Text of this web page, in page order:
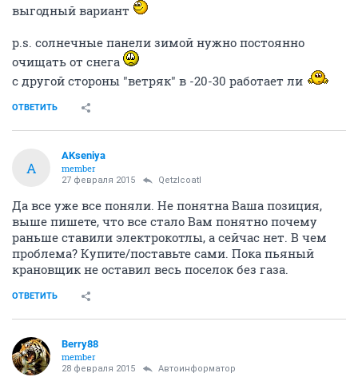
выгодный вариант
p.s. солнечные панели зимой нужно постоянно
очищать от снега
с другой стороны "ветряк" в -20-30 работает ли
ОТВЕТИТЬ
A
AKseniya
member
27 февраля 2015 Qetzlcoatl
Да все уже все поняли. Не понятна Ваша позиция,
выше пишете, что все стало Вам понятно почему
раньше ставили электрокотлы, а сейчас нет. В чем
проблема? Купите/поставьте сами. Пока пьяный
крановщик не оставил весь поселок без газа.
ОТВЕТИТЬ
Berry88
member
28 февраля 2015 Автоинформатор